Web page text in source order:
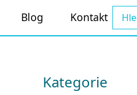
Blog Kontakt
Kategorie